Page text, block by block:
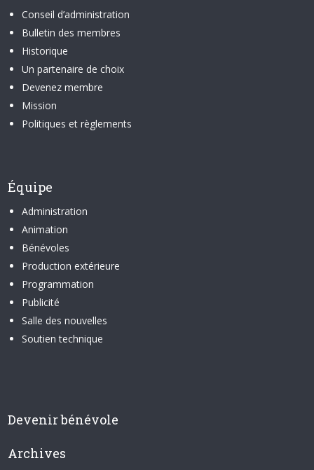
Conseil d’administration
Bulletin des membres
Historique
Un partenaire de choix
Devenez membre
Mission
Politiques et règlements
Équipe
Administration
Animation
Bénévoles
Production extérieure
Programmation
Publicité
Salle des nouvelles
Soutien technique
Devenir bénévole
Archives